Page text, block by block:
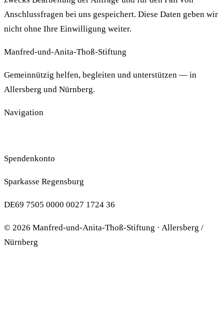
Anschlussfragen bei uns gespeichert. Diese Daten geben wir
nicht ohne Ihre Einwilligung weiter.
Manfred-und-Anita-Thoß-Stiftung
Gemeinnützig helfen, begleiten und unterstützen — in
Allersberg und Nürnberg.
Navigation
Spendenkonto
Sparkasse Regensburg
DE69 7505 0000 0027 1724 36
© 2026 Manfred-und-Anita-Thoß-Stiftung · Allersberg /
Nürnberg